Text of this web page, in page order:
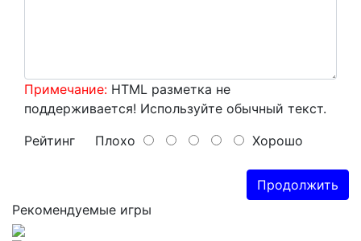
Примечание: HTML разметка не
поддерживается! Используйте обычный текст.
Рейтинг Плохо Хорошо
Продолжить
Рекомендуемые игры